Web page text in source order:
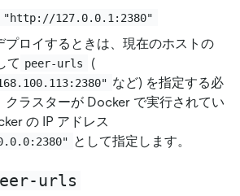
"http://127.0.0.1:2380"
プロイするときは、現在のホストの
て peer-urls (
など) を指定する必
クラスターが Docker で実行されてい
の IP アドレス
として指定します。
urls